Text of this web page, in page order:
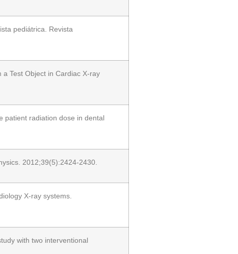
pediátrica. Revista
Test Object in Cardiac X-ray
patient radiation dose in dental
2012;39(5):2424-2430.
X-ray systems.
with two interventional